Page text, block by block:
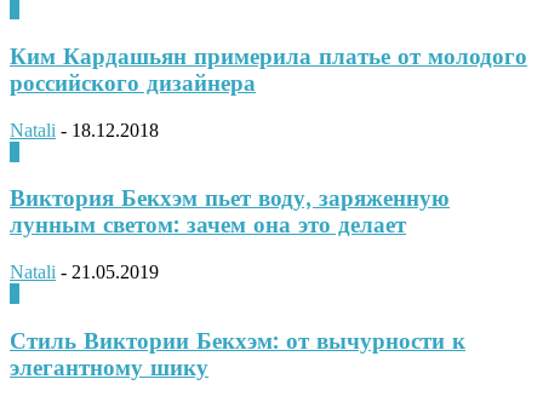
Ким Кардашьян примерила платье от молодого
российского дизайнера
Natali - 18.12.2018
Виктория Бекхэм пьет воду, заряженную
лунным светом: зачем она это делает
Natali - 21.05.2019
Стиль Виктории Бекхэм: от вычурности к
элегантному шику